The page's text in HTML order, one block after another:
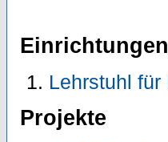
Einrichtungen
Lehrstuhl
Projekte